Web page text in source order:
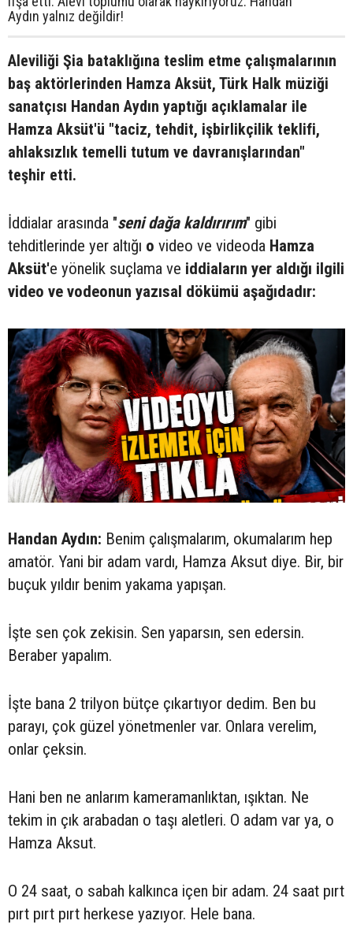
Aydın yalnız değildir!
Aleviliği Şia bataklığına teslim etme çalışmalarının
baş aktörlerinden Hamza Aksüt, Türk Halk müziği
sanatçısı Handan Aydın yaptığı açıklamalar ile
Hamza Aksüt'ü "taciz, tehdit, işbirlikçilik teklifi,
ahlaksızlık temelli tutum ve davranışlarından"
teşhir etti.
İddialar arasında "seni dağa kaldırırım" gibi
tehditlerinde yer altığı o video ve videoda Hamza
Aksüt'e yönelik suçlama ve iddiaların yer aldığı ilgili
video ve vodeonun yazısal dökümü aşağıdadır:
Handan Aydın: Benim çalışmalarım, okumalarım hep
amatör. Yani bir adam vardı, Hamza Aksut diye. Bir, bir
buçuk yıldır benim yakama yapışan.
İşte sen çok zekisin. Sen yaparsın, sen edersin.
Beraber yapalım.
İşte bana 2 trilyon bütçe çıkartıyor dedim. Ben bu
parayı, çok güzel yönetmenler var. Onlara verelim,
onlar çeksin.
Hani ben ne anlarım kameramanlıktan, ışıktan. Ne
tekim in çık arabadan o taşı aletleri. O adam var ya, o
Hamza Aksut.
O 24 saat, o sabah kalkınca içen bir adam. 24 saat pırt
pırt pırt pırt herkese yazıyor. Hele bana.